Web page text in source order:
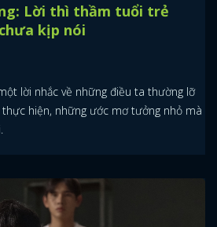
Lời thì thầm tuổi trẻ
kịp nói
lời nhắc về những điều ta thường lỡ
hiện, những ước mơ tưởng nhỏ mà